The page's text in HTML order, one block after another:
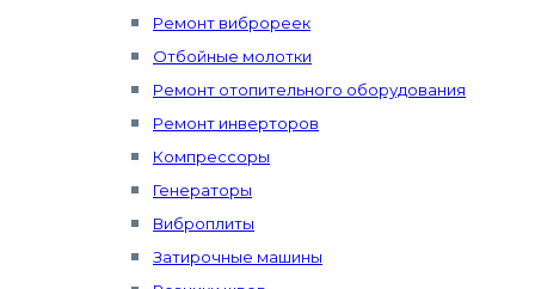
Ремонт виброреек
Отбойные молотки
Ремонт отопительного оборудования
Ремонт инверторов
Компрессоры
Генераторы
Виброплиты
Затирочные машины